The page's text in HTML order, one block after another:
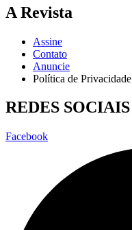
A Revista
Assine
Contato
Anuncie
Política de Privacidade
REDES SOCIAIS
Facebook